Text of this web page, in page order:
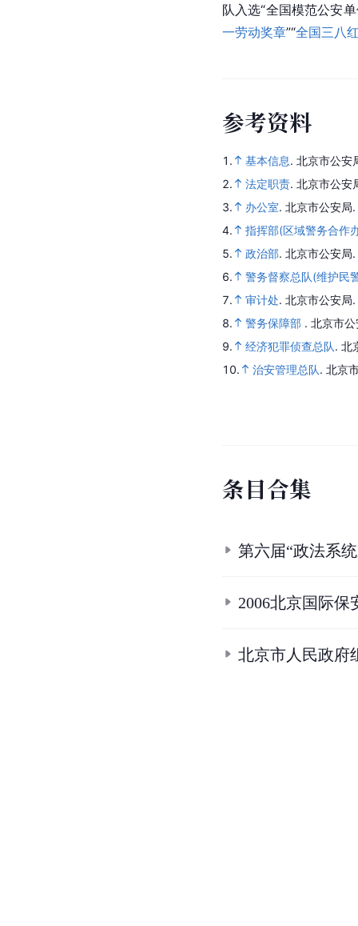
队入选“全国模范公安
一劳动奖章”“全国三八
参考资料
1. 基本信息. 北京市公安
2.
法定职责. 北京市公安
3.
办公室. 北京市公安局.
4.
指挥部(区域警务合作
5.
政治部. 北京市公安局.
6.
警务督察总队(维护民
7.
审计处. 北京市公安局.
8.
警务保障部 . 北京市
9.
经济犯罪侦查总队. 北
10.
治安管理总队. 北京
条目合集
第六届“政法系
2006北京国际保
北京市人民政府